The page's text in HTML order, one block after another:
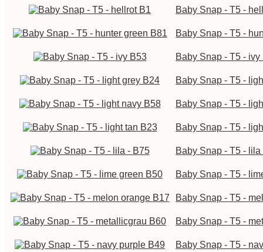
Baby Snap - T5 -
Baby Snap - T5 -
Baby Snap - T5 - ivy
Baby Snap - T5 -
Baby Snap - T5 -
Baby Snap - T5 -
Baby Snap - T5 - lila
Baby Snap - T5 -
Baby Snap - T5 -
Baby Snap - T5 -
Baby Snap - T5 -